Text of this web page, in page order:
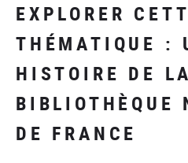
EXPLORER
THÉMATIQUE :
HISTOIRE DE LA
BIBLIOTHÈQUE
DE FRANCE